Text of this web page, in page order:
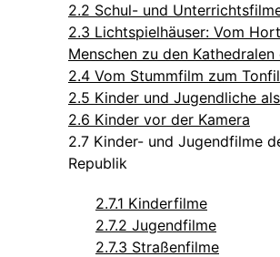
2.2 Schul- und
2.3 Lichtspielhäuser: Vom
Menschen zu den Kathedralen
2.4 Vom Stummfilm zum
2.5 Kinder und Jugendliche
2.6 Kinder vor der Kamera
2.7 Kinder- und Jugendfilme
Republik
2.7.1 Kinderfilme
2.7.2 Jugendfilme
2.7.3 Straßenfilme